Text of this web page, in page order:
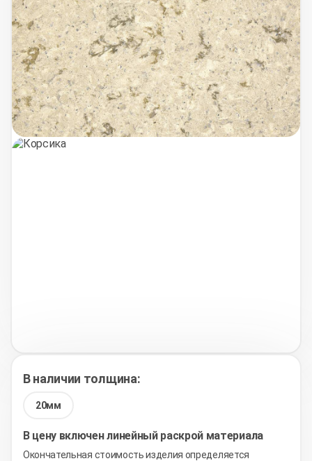
В наличии толщина:
20мм
В цену включен линейный раскрой материала
Окончательная стоимость изделия определяется